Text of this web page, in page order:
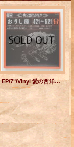
EP/7"/Vinyl 愛の西洋占星術 おうし座 4/21~5/21 監修＝Y.Y. ザグレブ・アンドレ 音楽＝小林亜星 朗読＝金内吉男 あなたに捧げる花の詩《バラ》 朗読＝川村依久子 (1971) COLOMBIA